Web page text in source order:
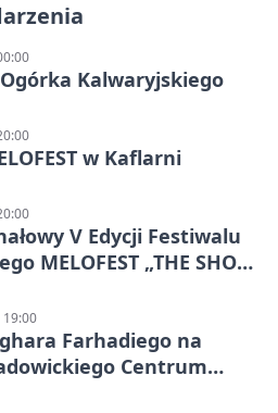
Kalwaryjskiego
w Kaflarni
V Edycji Festiwalu
MELOFEST „THE SHOW
Farhadiego na
Centrum